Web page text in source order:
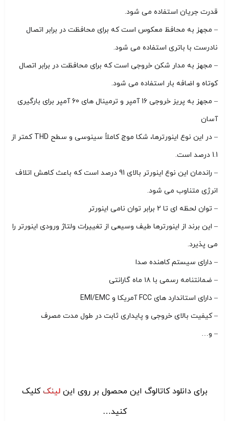
قدرت جریان استفاده می شود.
– مجهز به محافظ معکوس است که برای محافظت در برابر اتصال
نادرست با باتری استفاده می شود.
– مجهز به مدار شکن خروجی است که برای محافظت در برابر اتصال
کوتاه و اضافه بار استفاده می شود.
– مجهز به پریز خروجی 16 آمپر و ترمینال های 60 آمپر برای بارگیری
آسان
– در این نوع اینورترها، شکا موج کاملاً سینوسی و سطح THD کمتر از
1.1 درصد است.
– راندمان این نوع اینورتر بالای 91 درصد است که باعث کاهش اتلاف
انرژی متناوب می شود.
– توان لحظه ای تا 2 برابر توان نامی اینورتر
– این برند از اینورترها طیف وسیعی از تغییرات ولتاژ ورودی اینورتر را
می پذیرد.
– دارای سیستم کاهنده صدا
– ضمانتنامه رسمی با ۱۸ ماه گارانتی
– دارای استاندارد های FCC آمریکا و EMI/EMC
– کیفیت بالای خروجی و پایداری ثابت در طول مدت مصرف
– و…
برای دانلود کاتالوگ این محصول بر روی اینلینککلیک
کنید…